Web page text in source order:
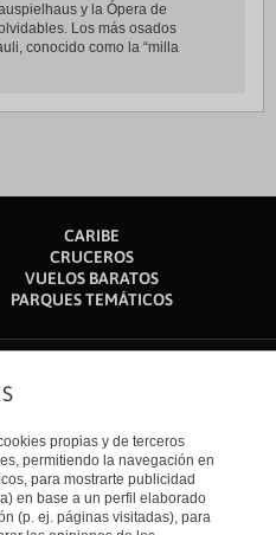
y la Ópera de
Los más osados
conocido como la “milla
CARIBE
CRUCEROS
VUELOS BARATOS
PARQUES TEMÁTICOS
propias y de terceros
permitiendo la navegación en
para mostrarte publicidad
en base a un perfil elaborado
(p. ej. páginas visitadas), para